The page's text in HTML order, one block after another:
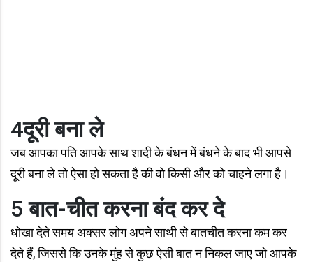
4दूरी बना ले
जब आपका पति आपके साथ शादी के बंधन में बंधने के बाद भी आपसे
दूरी बना ले तो ऐसा हो सकता है की वो किसी और को चाहने लगा है।
5बात-चीत करना बंद कर दे
धोखा देते समय अक्‍सर लोग अपने साथी से बातचीत करना कम कर
देते हैं, जिससे कि उनके मुंह से कुछ ऐसी बात न निकल जाए जो आपके